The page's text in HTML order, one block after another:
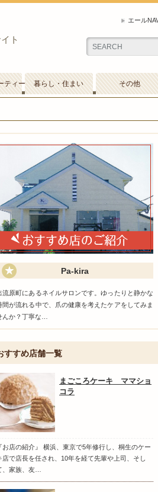
ト
エール
ティー 暮らし・住まい その他
Pa-kira
流原町にあるネイルサロンです。ゆったりと静かな
間が流れる中で、爪の健康を考えたケアをしてみま
んか？丁寧な…
すすめ店舗一覧
まごころケーキ ママショ
コラ
『お店の紹介』 横浜、東京で5年修行し、桐生のケー
店で店長を任され、10年を経て先輩や上司、そし
、家族、友…